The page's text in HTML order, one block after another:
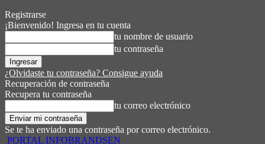
Registrarse
¡Bienvenido! Ingresa en tu cuenta
tu nombre de usuario
tu contraseña
¿Olvidaste tu contraseña? Consigue ayuda
Recuperación de contraseña
Recupera tu contraseña
tu correo electrónico
Se te ha enviado una contraseña por correo electrónico.
PORTAL INFOBRANDSEN